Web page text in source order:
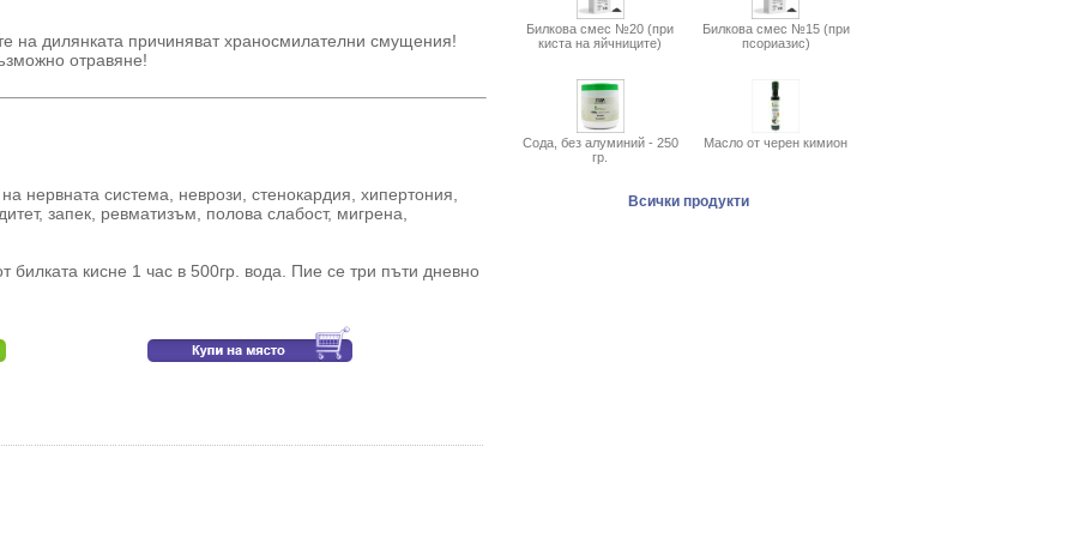
на дилянката причиняват храносмилателни смущения!
отравяне!
нервната система, неврози, стенокардия, хипертония,
запек, ревматизъм, полова слабост, мигрена,
билката кисне 1 час в 500гр. вода. Пие се три пъти дневно
Билкова смес №20 (при
киста на яйчниците)
Билкова смес №15 (при
псориазис)
Сода, без алуминий - 250
гр.
Масло от черен кимион
Всички продукти